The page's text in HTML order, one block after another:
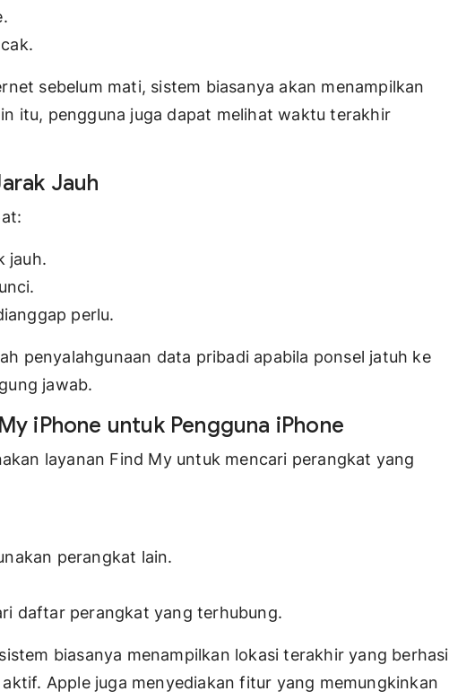
sebelum mati, sistem biasanya akan menampilkan
itu, pengguna juga dapat melihat waktu terakhir
Jauh
jauh.
perlu.
penyalahgunaan data pribadi apabila ponsel jatuh ke
jawab.
iPhone untuk Pengguna iPhone
layanan Find My untuk mencari perangkat yang
perangkat lain.
daftar perangkat yang terhubung.
biasanya menampilkan lokasi terakhir yang
Apple juga menyediakan fitur yang memungkinkan